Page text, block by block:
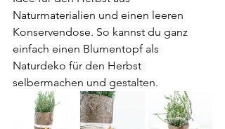
Naturmaterialien und einen leeren
Konservendose. So kannst du ganz
einfach einen Blumentopf als
Naturdeko für den Herbst
selbermachen und gestalten.